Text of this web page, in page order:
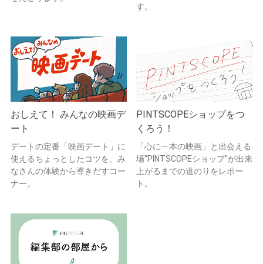
す。
おしえて！ みんなの映画デ
ート
デートの定番「映画デート」に
使えるちょっとしたコツを、み
なさんの体験から導きだすコー
ナー。
PINTSCOPEショップをつ
くろう！
「心に一本の映画」と出会える
場“PINTSCOPEショップ”が出来
上がるまでの道のりをレポー
ト。